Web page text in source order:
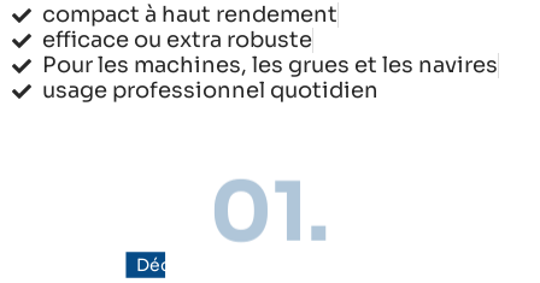
compact à haut rendement
efficace ou extra robuste
Pour les machines, les grues et les navires
usage professionnel quotidien
01.
Découvrez nos projecteurs LED